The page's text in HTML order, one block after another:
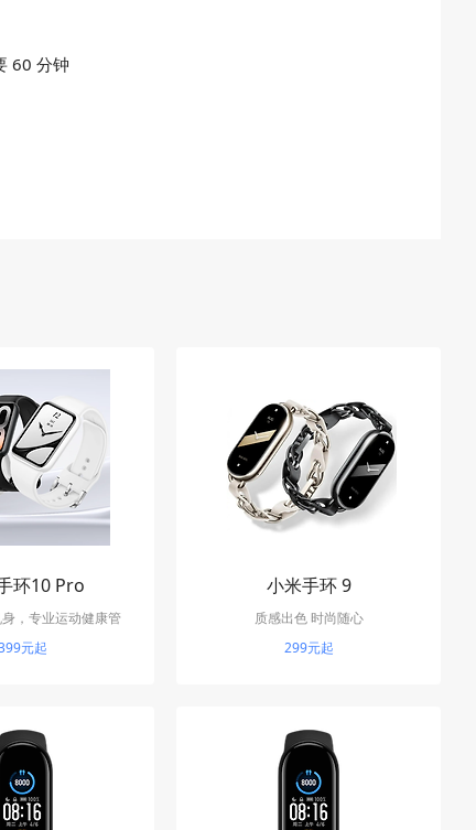
60 分钟
环10 Pro
，专业运动健康管
天超长续航
元起
小米手环 9
质感出色 时尚随心
299元起